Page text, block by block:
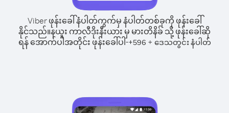
Viber ဖုန်းခေါ်နံပါတ်ကွက်မှ နံပါတ်တစ်ခုကို ဖုန်းခေါ်
နိုင်သည်။နယူး ကာလီဒိုးနီးယား မှ မားတိနိခ် သို့ ဖုန်းခေါ်ဆို
ရန် အောက်ပါအတိုင်း ဖုန်းခေါ်ပါ-+596 + ဒေသတွင်း နံပါတ်